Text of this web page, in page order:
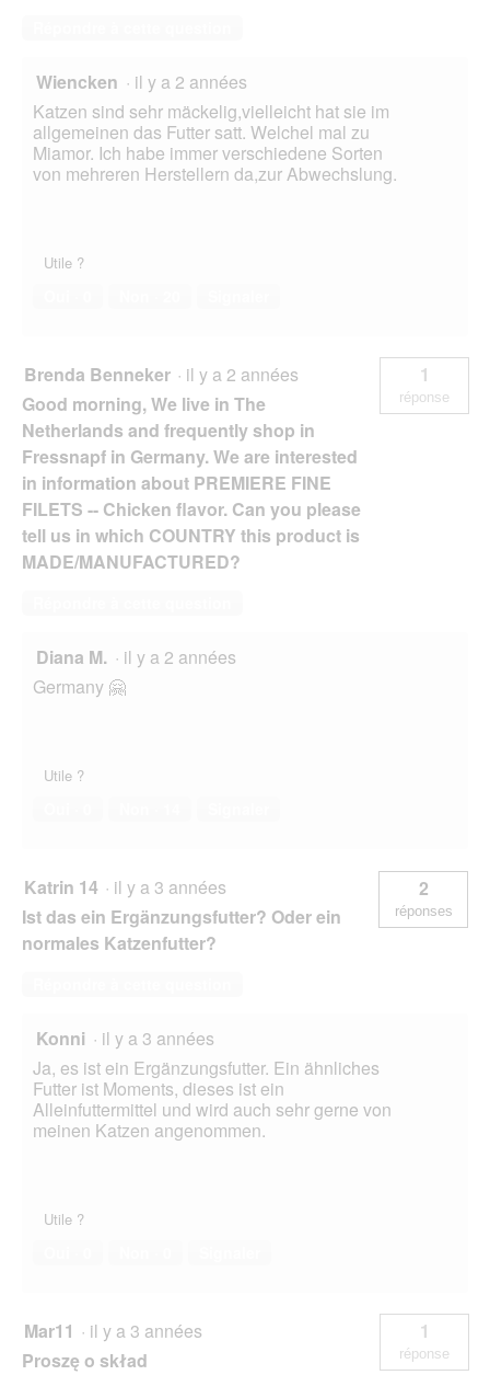
Wiencken · il y a 2 années
Katzen sind sehr mäckelig,vielleicht hat sie im
allgemeinen das Futter satt. Welchel mal zu
Miamor. Ich habe immer verschiedene Sorten
von mehreren Herstellern da,zur Abwechslung.
Utile ?
Brenda Benneker · il y a 2 années
Good morning, We live in The
Netherlands and frequently shop in
Fressnapf in Germany. We are interested
in information about PREMIERE FINE
FILETS -- Chicken flavor. Can you please
tell us in which COUNTRY this product is
MADE/MANUFACTURED?
1
réponse
Diana M. · il y a 2 années
Germany 🤗
Utile ?
Katrin 14 · il y a 3 années
Ist das ein Ergänzungsfutter? Oder ein
normales Katzenfutter?
2
réponses
Konni · il y a 3 années
Ja, es ist ein Ergänzungsfutter. Ein ähnliches
Futter ist Moments, dieses ist ein
Alleinfuttermittel und wird auch sehr gerne von
meinen Katzen angenommen.
Utile ?
Mar11 · il y a 3 années
Proszę o skład
1
réponse